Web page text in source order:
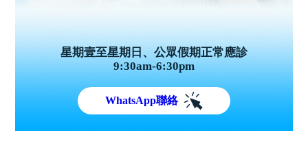
星期壹至星期日、公眾假期正常應診
9:30am-6:30pm
WhatsApp聯絡